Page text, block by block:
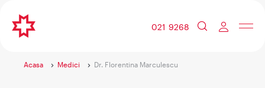
021 9268
Acasa Medici Dr. Florentina Marculescu